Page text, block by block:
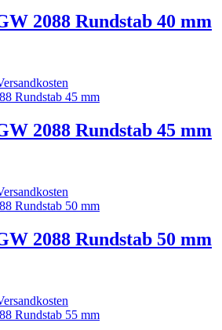
2088 Rundstab 40 mm
2088 Rundstab 45 mm
2088 Rundstab 50 mm